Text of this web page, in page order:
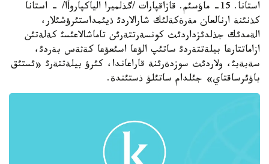
استانا. 15- ماؤسئم. قازاقپارات /گذلميرا الياكپاروأا/ - استانا
كذنئنة ارنالعان مةرةكةلئك شارالاردئ ذيئمداستئرؤشئلار،
الةمدئك جذلدئزداردئث كونسةرتتةرئن تاماشالاعئسئ كةلةتئن
ازاماتتارعا بيلةتتةردئ ساتئپ الؤعا اسئعؤعا كةثةس بةردئ،
سةبةبئ، ولاردئث سوزدةرئنة قاراعاندا، كئرؤ بيلةتتةرئ «ئستئق
باؤئرساقتاي» جئلدام ساتئلؤ ذستئندة.